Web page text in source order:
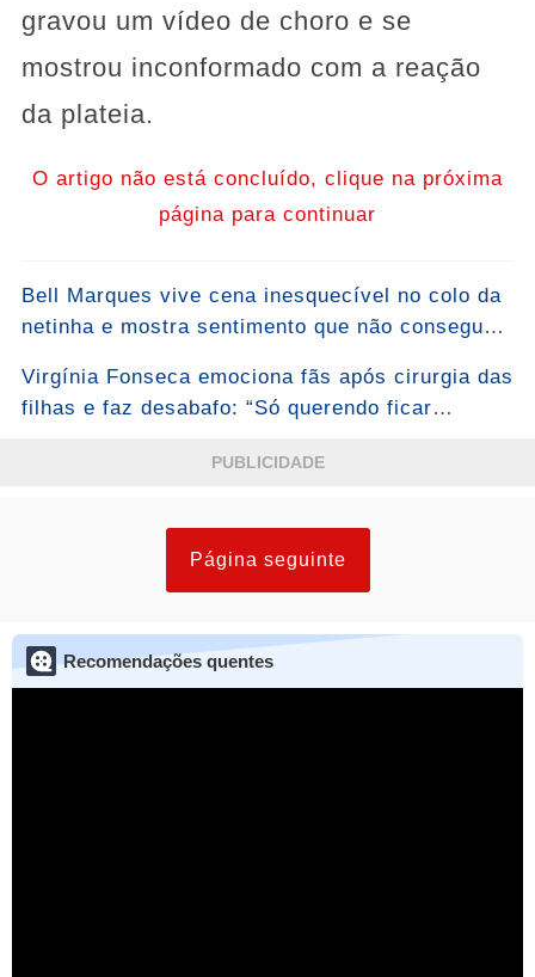
gravou um vídeo de choro e se
mostrou inconformado com a reação
da plateia.
O artigo não está concluído, clique na próxima
página para continuar
Bell Marques vive cena inesquecível no colo da
netinha e mostra sentimento que não consegue
Virgínia Fonseca emociona fãs após cirurgia das
filhas e faz desabafo: “Só querendo ficar
PUBLICIDADE
Página seguinte
Recomendações quentes